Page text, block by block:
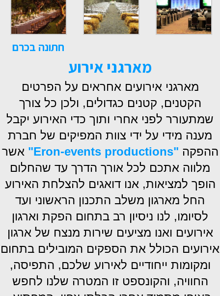
חתונה בכרם
מארגני אירוע
מארגני אירועים אחראים על הפרטים
הקטנים, קטנים כגדולים, ולכן כל צורך
שמתעורר לפני אחרי ותוך כדי האירוע יקבל
מענה מידי על ידי צוות המפיקים של חברת
ההפקה "
Eron-events productions
" אשר
מלווה אתכם לכל אורך הדרך עד שהחלום
הופך למציאות, אנו דואגים להצלחת האירוע
החל מארגון משלב התכנון הראשוני ועד
לסיומו, לנו ניסיון רב בתחום הפקת וארגון
אירועים ואנו מציעים שירות מנצח של ארגון
אירועים הכולל את הספקים המובילים בתחום
ומקומות ייחודיים לאירוע שלכם, התפיסה,
החוויה, והקונספט זו המטרה שלנו לחפש